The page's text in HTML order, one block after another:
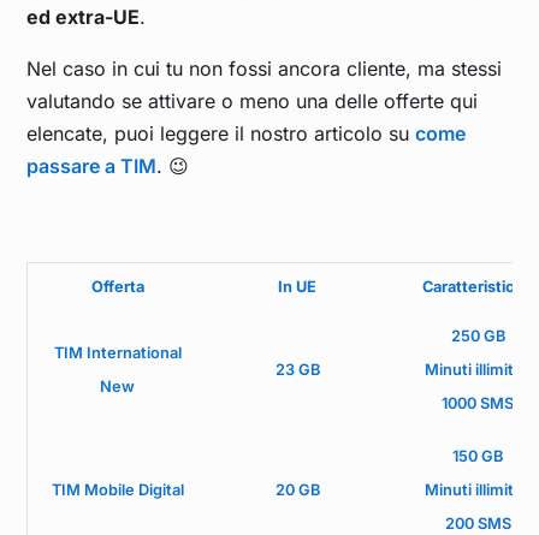
ed extra-UE.
Nel caso in cui tu non fossi ancora cliente, ma stessi
valutando se attivare o meno una delle offerte qui
elencate, puoi leggere il nostro articolo sucome
passare a TIM. 😉
Offerta In UE Caratteristiche
TIM International
New
23 GB
250 GB
Minuti illimitati
1000 SMS
TIM Mobile Digital 20 GB
150 GB
Minuti illimitati
200 SMS